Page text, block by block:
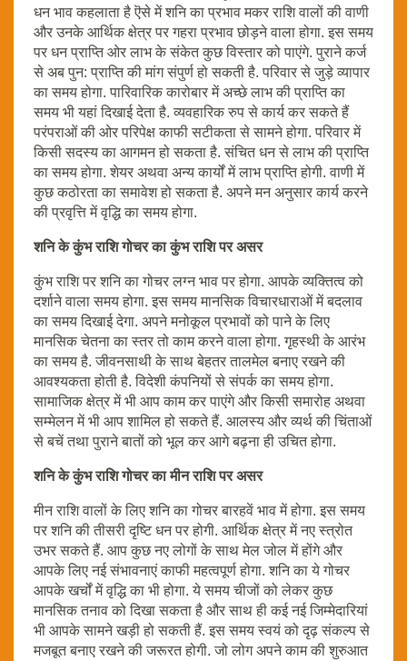
धन भाव कहलाता है ऎसे में शनि का प्रभाव मकर राशि वालों की वाणी
और उनके आर्थिक क्षेत्र पर गहरा प्रभाव छोड़ने वाला होगा. इस समय
पर धन प्राप्ति ओर लाभ के संकेत कुछ विस्तार को पाएंगे. पुराने कर्ज
से अब पुन: प्राप्ति की मांग संपुर्ण हो सकती है. परिवार से जुड़े व्यापार
का समय होगा. पारिवारिक कारोबार में अच्छे लाभ की प्राप्ति का
समय भी यहां दिखाई देता है. व्यवहारिक रुप से कार्य कर सकते हैं
परंपराओं की ओर परिपेक्ष काफी सटीकता से सामने होगा. परिवार में
किसी सदस्य का आगमन हो सकता है. संचित धन से लाभ की प्राप्ति
का समय होगा. शेयर अथवा अन्य कार्यों में लाभ प्राप्ति होगी. वाणी में
कुछ कठोरता का समावेश हो सकता है. अपने मन अनुसार कार्य करने
की प्रवृत्ति में वृद्धि का समय होगा.
शनि के कुंभ राशि गोचर का कुंभ राशि पर असर
कुंभ राशि पर शनि का गोचर लग्न भाव पर होगा. आपके व्यक्तित्व को
दर्शाने वाला समय होगा. इस समय मानसिक विचारधाराओं में बदलाव
का समय दिखाई देगा. अपने मनोकूल प्रभावों को पाने के लिए
मानसिक चेतना का स्तर तो काम करने वाला होगा. गृहस्थी के आरंभ
का समय है. जीवनसाथी के साथ बेहतर तालमेल बनाए रखने की
आवश्यकता होती है. विदेशी कंपनियों से संपर्क का समय होगा.
सामाजिक क्षेत्र में भी आप काम कर पाएंगे और किसी समारोह अथवा
सम्मेलन में भी आप शामिल हो सकते हैं. आलस्य और व्यर्थ की चिंताओं
से बचें तथा पुराने बातों को भूल कर आगे बढ़ना ही उचित होगा.
शनि के कुंभ राशि गोचर का मीन राशि पर असर
मीन राशि वालों के लिए शनि का गोचर बारहवें भाव में होगा. इस समय
पर शनि की तीसरी दृष्टि धन पर होगी. आर्थिक क्षेत्र में नए स्त्रोत
उभर सकते हैं. आप कुछ नए लोगों के साथ मेल जोल में होंगे और
आपके लिए नई संभावनाएं काफी महत्वपूर्ण होगा. शनि का ये गोचर
आपके खर्चों में वृद्धि का भी होगा. ये समय चीजों को लेकर कुछ
मानसिक तनाव को दिखा सकता है और साथ ही कई नई जिम्मेदारियां
भी आपके सामने खड़ी हो सकती हैं. इस समय स्वयं को दृढ़ संकल्प से
मजबूत बनाए रखने की जरूरत होगी. जो लोग अपने काम की शुरुआत